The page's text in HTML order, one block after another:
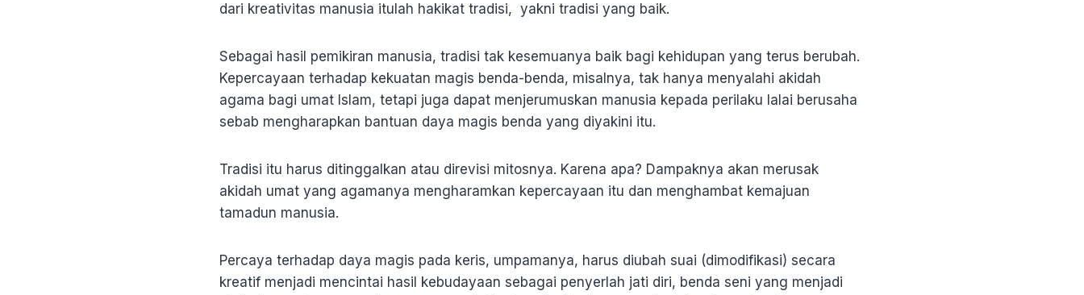
dari kreativitas manusia itulah hakikat tradisi, yakni tradisi yang baik.
Sebagai hasil pemikiran manusia, tradisi tak kesemuanya baik bagi kehidupan yang terus berubah.
Kepercayaan terhadap kekuatan magis benda-benda, misalnya, tak hanya menyalahi akidah
agama bagi umat Islam, tetapi juga dapat menjerumuskan manusia kepada perilaku lalai berusaha
sebab mengharapkan bantuan daya magis benda yang diyakini itu.
Tradisi itu harus ditinggalkan atau direvisi mitosnya. Karena apa? Dampaknya akan merusak
akidah umat yang agamanya mengharamkan kepercayaan itu dan menghambat kemajuan
tamadun manusia.
Percaya terhadap daya magis pada keris, umpamanya, harus diubah suai (dimodifikasi) secara
kreatif menjadi mencintai hasil kebudayaan sebagai penyerlah jati diri, benda seni yang menjadi